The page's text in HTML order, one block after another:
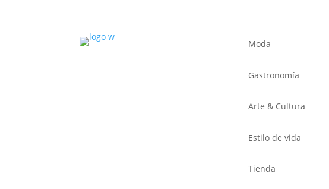
Moda
Gastronomía
Arte & Cultura
Estilo de vida
Tienda